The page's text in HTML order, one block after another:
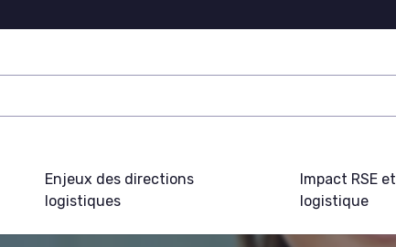
Enjeux des directions
logistiques
Impact RSE et
logistique